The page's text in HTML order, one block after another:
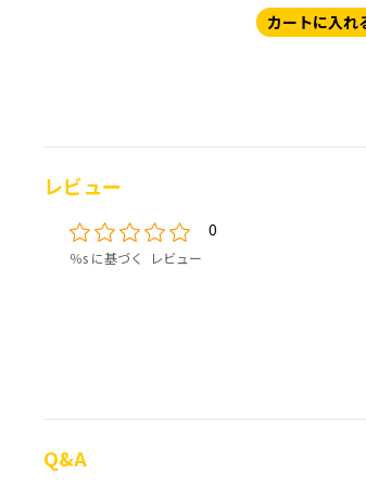
カートに入れ
レビュー
0
％s に基づく レビュー
Q&A